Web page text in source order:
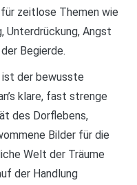
zeitlose Themen wie
Unterdrückung, Angst
Begierde.
ist der bewusste
klare, fast strenge
des Dorflebens,
Bilder für die
Welt der Träume
der Handlung